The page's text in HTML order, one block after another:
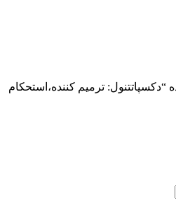
ترمیم کننده،استحکام